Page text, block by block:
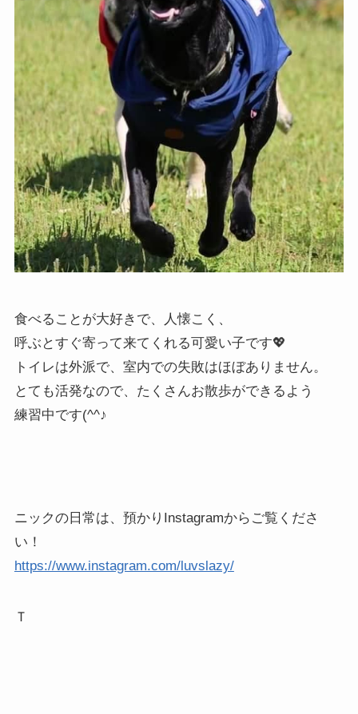
食べることが大好きで、人懐こく、
呼ぶとすぐ寄って来てくれる可愛い子です💖
トイレは外派で、室内での失敗はほぼありません。
とても活発なので、たくさんお散歩ができるよう
練習中です(^^♪
ニックの日常は、預かりInstagramからご覧くださ
い！
https://www.instagram.com/luvslazy/
Ｔ